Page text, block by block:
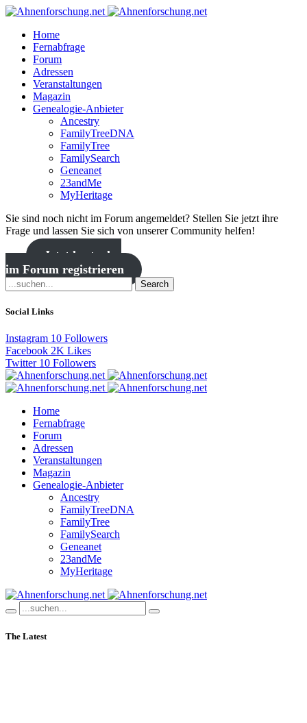
Home
Fernabfrage
Forum
Adressen
Veranstaltungen
Magazin
Genealogie-Anbieter
Ancestry
FamilyTreeDNA
FamilyTree
FamilySearch
Geneanet
23andMe
MyHeritage
Sie sind noch nicht im Forum angemeldet? Stellen Sie jetzt ihre
Frage und lassen Sie sich von unserer Community helfen!
Jetzt kostenlos
im Forum registrieren
Search
Social Links
Instagram 10 Followers
Facebook 2K Likes
Twitter 10 Followers
Home
Fernabfrage
Forum
Adressen
Veranstaltungen
Magazin
Genealogie-Anbieter
Ancestry
FamilyTreeDNA
FamilyTree
FamilySearch
Geneanet
23andMe
MyHeritage
The Latest